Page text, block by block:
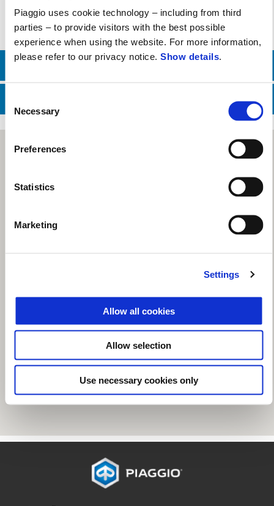
Piaggio uses cookie technology – including from third
parties – to provide visitors with the best possible
experience when using the website. For more information,
please refer to our privacy notice. Show details
Selection
Necessary
Preferences
Statistics
Marketing
Settings
Allow all cookies
Allow selection
Use necessary cookies only
LIÊN HỆ BP BÁN HÀNG
LIÊN HỆ BP CHĂM SÓC KHÁCH HÀNG
Tổng số lượng tem Kỳ đầu tiên